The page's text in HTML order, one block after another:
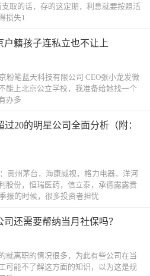
取的话，存的这定期，利息就要按照活
损失1
户籍孩子连私立也不让上
粉笔蓝天科技有限公司 CEO张小龙发微
能上北京公立学校，我准备给她找一个
办多
20的明星公司全面分析（附：
贵州茅台，海康威视，格力电器，洋河
股份，恒瑞医药，信立泰，承德露露贵
报的时候，很多投资者担忧
还需要帮纳当月社保吗？
就离职的情况很多，为此有些公司在当
可能不了解这方面的知识，以为这是规